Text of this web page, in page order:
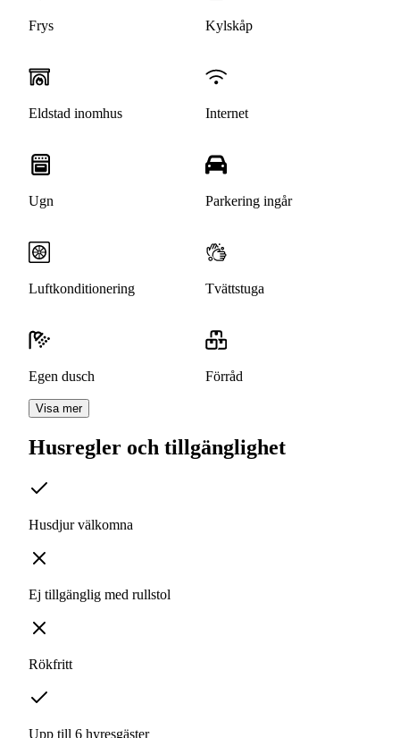
Frys Kylskåp
Eldstad inomhus Internet
Ugn Parkering ingår
Luftkonditionering Tvättstuga
Egen dusch Förråd
Visa mer
Husregler och tillgänglighet
Husdjur välkomna
Ej tillgänglig med rullstol
Rökfritt
Upp till 6 hyresgäster